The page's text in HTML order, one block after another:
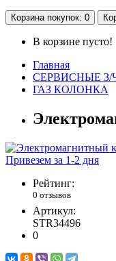
Корзинапокупок: 0
В корзине пусто!
Главная
СЕРВИСНЫЕ З/
ГАЗ КОЛОНКА
Привезем за 1-2 дня
Рейтинг:
0 отзывов
Артикул:
STR34496
0